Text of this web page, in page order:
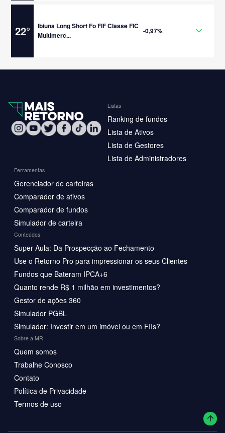
22°
Ibiuna Long Short Fo FIF Classe FIC
Multimerc...
-0,97%
Listas
Ranking de fundos
Lista de Ativos
Lista de Gestores
Lista de Administradores
Ferramentas
Gerenciador de carteiras
Comparador de ativos
Comparador de fundos
Simulador de carteira
Conteúdos
Super Aula: Da Prospecção ao Fechamento
Use o Retorno Pro para impressionar os seus Clientes
Fundos que Bateram IPCA+6
Quanto rende R$ 1 milhão em investimentos?
Gestor de ações 360
Simulador PGBL
Simulador: Investir em um imóvel ou em FIIs?
Sobre a MR
Quem somos
Trabalhe Conosco
Contato
Política de Privacidade
Termos de uso